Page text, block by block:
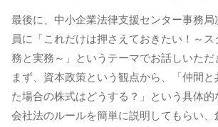
最後に、中小企業法律支援センター事務局
員に「これだけは押さえておきたい！～
務と実務～」というテーマでお話しいただ
まず、資本政策という観点から、「仲間と
た場合の株式はどうする？」という具体的
会社法のルールを簡単に説明してもらい